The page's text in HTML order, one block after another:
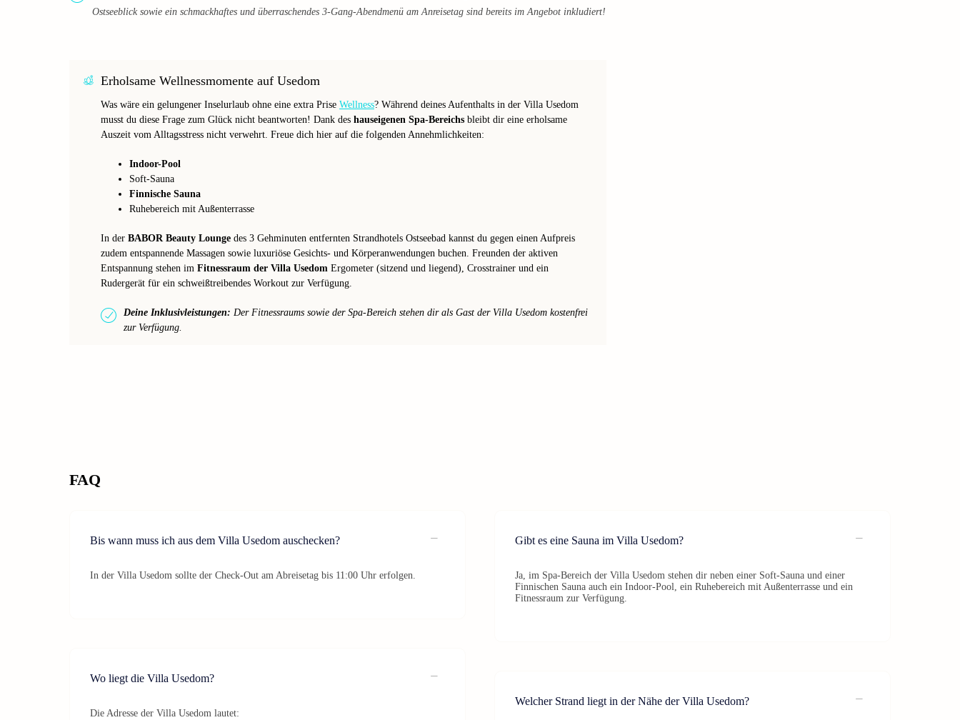
Ostseeblick sowie ein schmackhaftes und überraschendes 3-Gang-Abendmenü am Anreisetag sind bereits im Angebot inkludiert!
Erholsame Wellnessmomente auf Usedom
Was wäre ein gelungener Inselurlaub ohne eine extra Prise Wellness? Während deines Aufenthalts in der Villa Usedom
musst du diese Frage zum Glück nicht beantworten! Dank des hauseigenen Spa-Bereichs bleibt dir eine erholsame
Auszeit vom Alltagsstress nicht verwehrt. Freue dich hier auf die folgenden Annehmlichkeiten:
Indoor-Pool
Soft-Sauna
Finnische Sauna
Ruhebereich mit Außenterrasse
In der BABOR Beauty Lounge des 3 Gehminuten entfernten Strandhotels Ostseebad kannst du gegen einen Aufpreis
zudem entspannende Massagen sowie luxuriöse Gesichts- und Körperanwendungen buchen. Freunden der aktiven
Entspannung stehen im Fitnessraum der Villa Usedom Ergometer (sitzend und liegend), Crosstrainer und ein
Rudergerät für ein schweißtreibendes Workout zur Verfügung.
Deine Inklusivleistungen: Der Fitnessraums sowie der Spa-Bereich stehen dir als Gast der Villa Usedom kostenfrei
zur Verfügung.
FAQ
Bis wann muss ich aus dem Villa Usedom auschecken?
In der Villa Usedom sollte der Check-Out am Abreisetag bis 11:00 Uhr erfolgen.
Wo liegt die Villa Usedom?
Die Adresse der Villa Usedom lautet:
Gibt es eine Sauna im Villa Usedom?
Ja, im Spa-Bereich der Villa Usedom stehen dir neben einer Soft-Sauna und einer
Finnischen Sauna auch ein Indoor-Pool, ein Ruhebereich mit Außenterrasse und ein
Fitnessraum zur Verfügung.
Welcher Strand liegt in der Nähe der Villa Usedom?